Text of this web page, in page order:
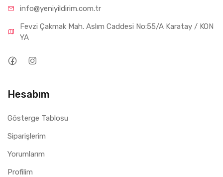
info@yeniyildirim.com.tr
Fevzi Çakmak Mah. Aslım Caddesi No:55/A Karatay / KON
YA
Hesabım
Gösterge Tablosu
Siparişlerim
Yorumlarım
Profilim